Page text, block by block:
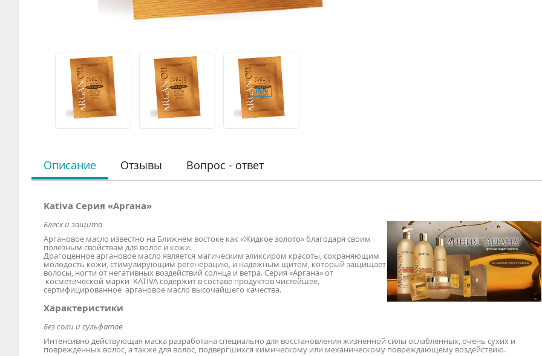
Описание
Kativa Серия «Аргана»
Блеск и защита
Аргановое масло известно на Ближнем востоке как «Жидкое золото» благодаря своим
полезным свойствам для волос и кожи.
Драгоценное аргановое масло является магическим эликсиром красоты, сохраняющим
молодость кожи, стимулирующим регенерацию, и надежным щитом, который защищает
волосы, ногти от негативных воздействий солнца и ветра. Серия «Аргана» от
косметической марки KATIVA содержит в составе продуктов чистейшее,
сертифицированное аргановое масло высочайшего качества.
Характеристики
Без соли и сульфатов
Интенсивно действующая маска разработана специально для восстановления жизненной силы ослабленных, очень сухих и
поврежденных волос, а также для волос, подвергшихся химическому или механическому повреждающему воздействию.
Отзывы Вопрос - ответ